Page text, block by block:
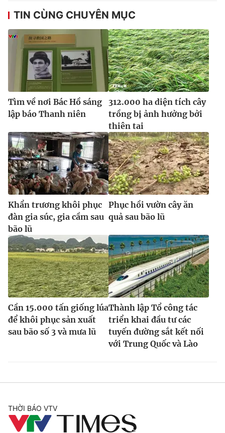
TIN CÙNG CHUYÊN MỤC
Tìm về nơi Bác Hồ sáng
lập báo Thanh niên
312.000 ha diện tích cây
trồng bị ảnh hưởng bởi
thiên tai
Khẩn trương khôi phục
đàn gia súc, gia cầm sau
bão lũ
Phục hồi vườn cây ăn
quả sau bão lũ
Cần 15.000 tấn giống lúa
để khôi phục sản xuất
sau bão số 3 và mưa lũ
Thành lập Tổ công tác
triển khai đầu tư các
tuyến đường sắt kết nối
với Trung Quốc và Lào
THỜI BÁO VTV